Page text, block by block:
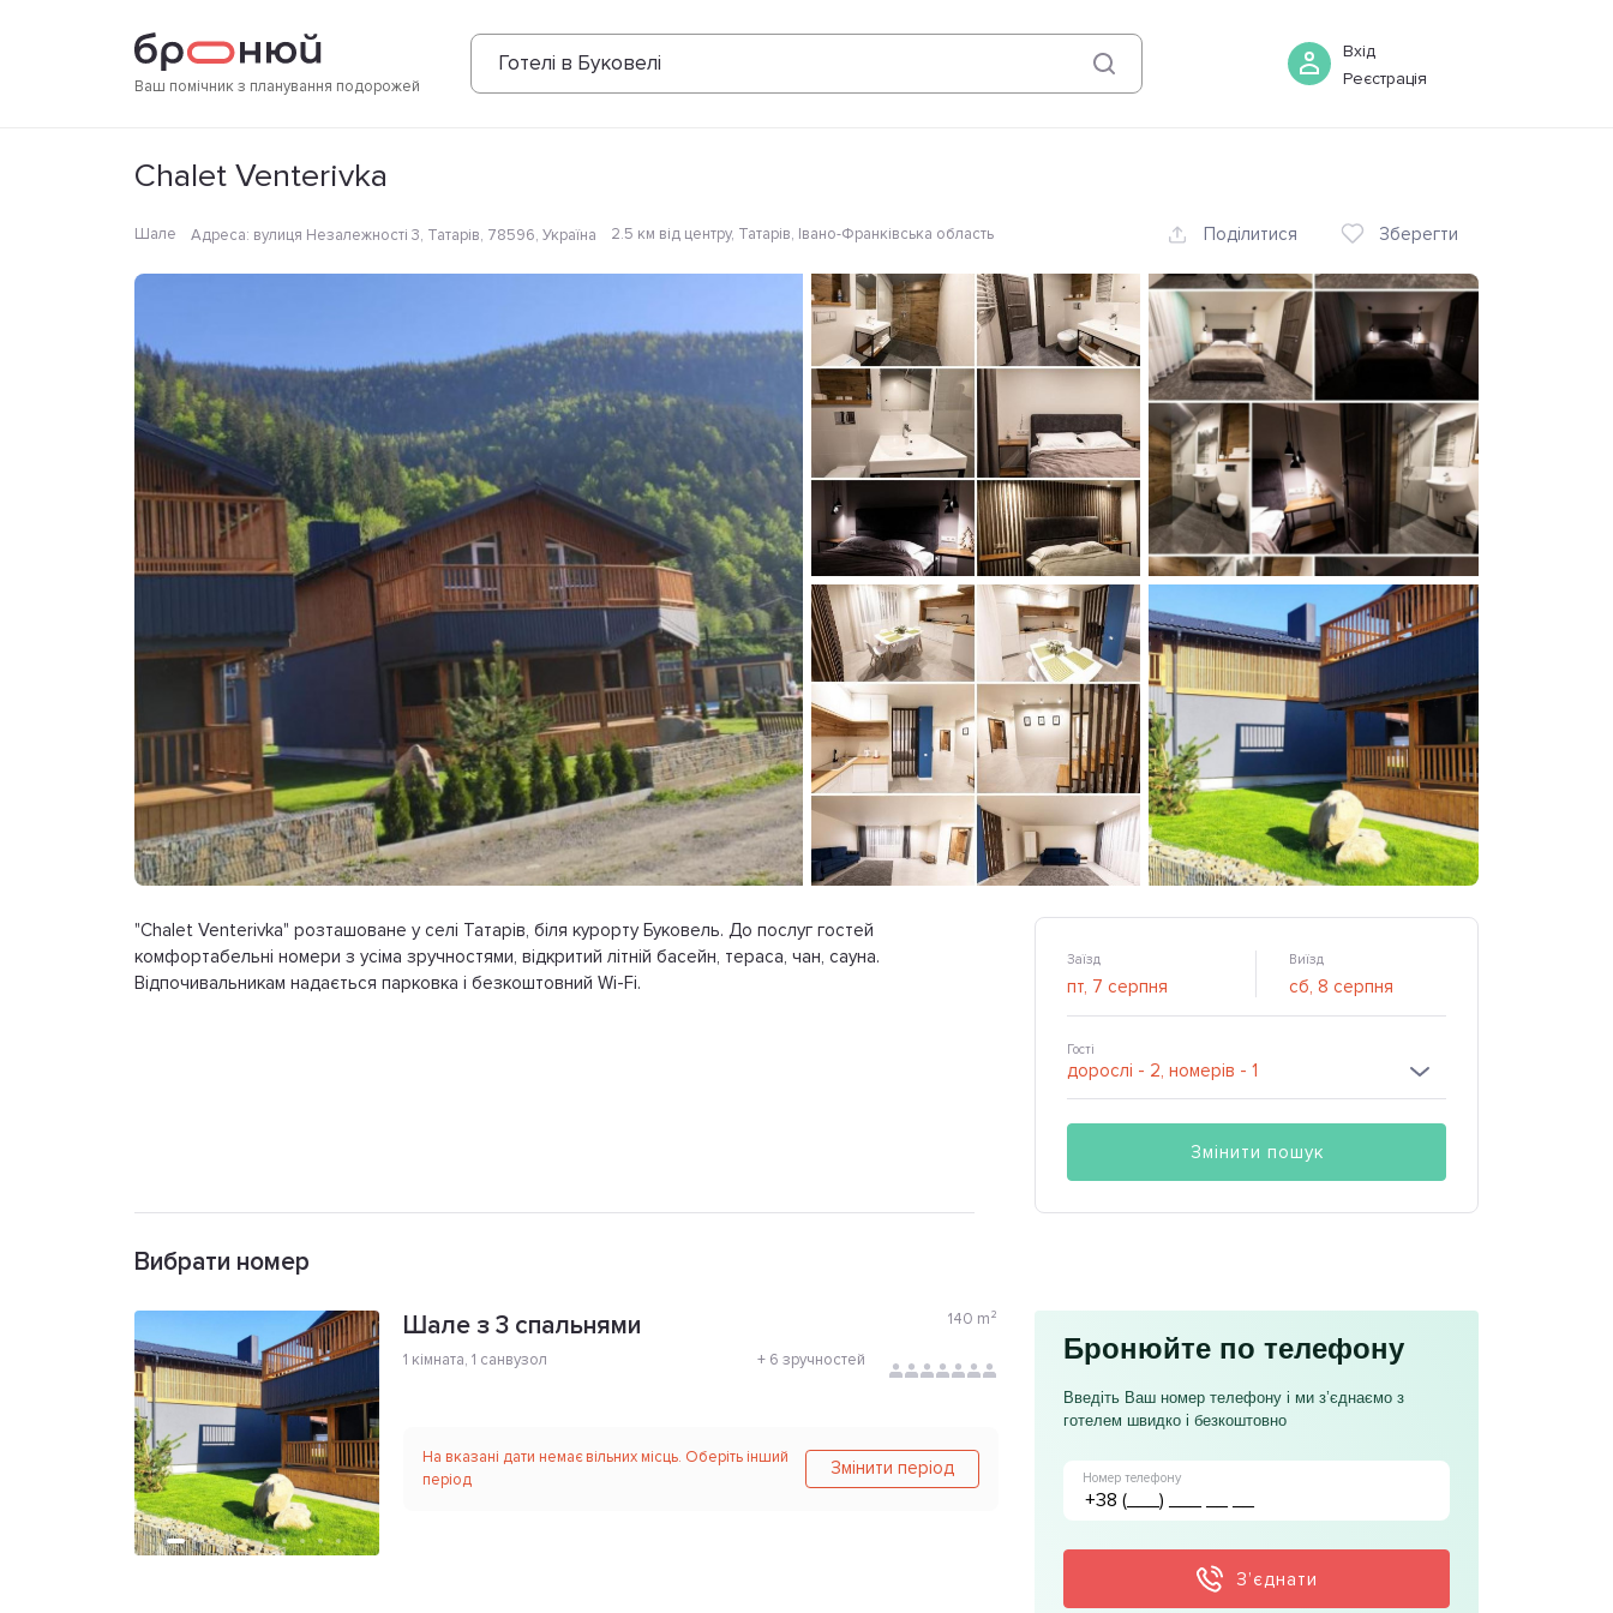
Ваш помічник з планування подорожей
Готелі в Буковелі
Вхід
Реєстрація
Фотографії Зручності Розташування 07 серпня Бронювати
Chalet Venterivka
Шале Адреса: вулиця Незалежності 3, Татарів, 78596, Україна 2.5 км від центру, Татарів, Івано-Франківська область Поділитися Зберегти
"Chalet Venterivka" розташоване у селі Татарів, біля курорту Буковель. До послуг гостей
комфортабельні номери з усіма зручностями, відкритий літній басейн, тераса, чан, сауна.
Відпочивальникам надається парковка і безкоштовний Wi-Fi.
Заїзд Виїзд
Гості
Змінити пошук
Вибрати номер
Шале з 3 спальнями 140 m²
1 кімната, 1 санвузол + 6 зручностей
На вказані дати немає вільних місць. Оберіть інший
період
Змінити період
Бронюйте по телефону
Введіть Ваш номер телефону і ми з’єднаємо з
готелем швидко і безкоштовно
Номер телефону
З’єднати